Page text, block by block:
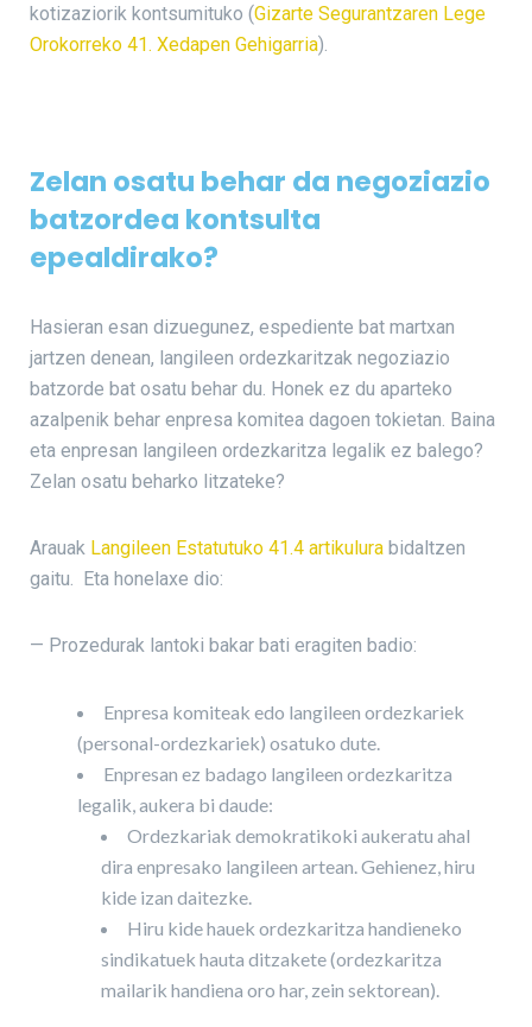
kotizaziorik kontsumituko (Gizarte Segurantzaren Lege
Orokorreko 41. Xedapen Gehigarria).
Zelan osatu behar da negoziazio
batzordea kontsulta
epealdirako?
Hasieran esan dizuegunez, espediente bat martxan
jartzen denean, langileen ordezkaritzak negoziazio
batzorde bat osatu behar du. Honek ez du aparteko
azalpenik behar enpresa komitea dagoen tokietan. Baina
eta enpresan langileen ordezkaritza legalik ez balego?
Zelan osatu beharko litzateke?
Arauak Langileen Estatutuko 41.4 artikulura bidaltzen
gaitu. Eta honelaxe dio:
— Prozedurak lantoki bakar bati eragiten badio:
Enpresa komiteak edo langileen ordezkariek
(personal-ordezkariek) osatuko dute.
Enpresan ez badago langileen ordezkaritza
legalik, aukera bi daude:
Ordezkariak demokratikoki aukeratu ahal
dira enpresako langileen artean. Gehienez, hiru
kide izan daitezke.
Hiru kide hauek ordezkaritza handieneko
sindikatuek hauta ditzakete (ordezkaritza
mailarik handiena oro har, zein sektorean).